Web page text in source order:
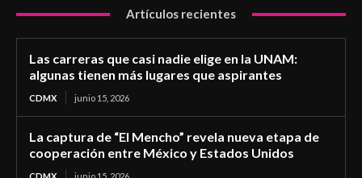
Artículos recientes
Las carreras que casi nadie elige en la UNAM:
algunas tienen más lugares que aspirantes
CDMX junio 15, 2026
La captura de “El Mencho” revela nueva etapa de
cooperación entre México y Estados Unidos